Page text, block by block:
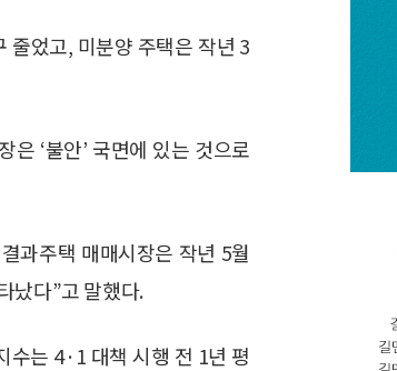
줄었고, 미분양 주택은 작년 3
은 ‘불안’ 국면에 있는 것으로
과주택 매매시장은 작년 5월
났다”고 말했다.
수는 4·1 대책 시행 전 1년 평